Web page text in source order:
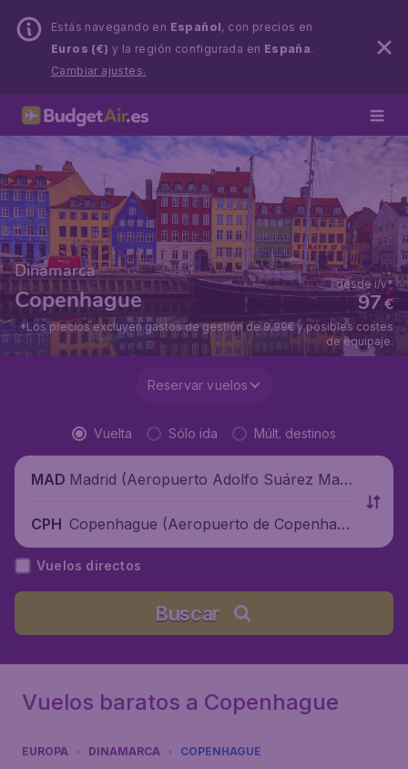
Estás navegando en Español, con precios en
Euros (€) y la región configurada en España.
Cambiar ajustes.
Dinamarca
Copenhague €
97
desde i/v*
*Los precios excluyen gastos de gestión de 9,99€ y posibles costes
de equipaje.
Reservar vuelos
Vuelta Sólo ida Múlt. destinos
MAD Madrid (Aeropuerto Adolfo Suárez Madr
CPH Copenhague (Aeropuerto de Copenhagu
e-Kastrup), Dinamarca
Vuelos directos
Buscar
Vuelos baratos a Copenhague
EUROPA DINAMARCA COPENHAGUE